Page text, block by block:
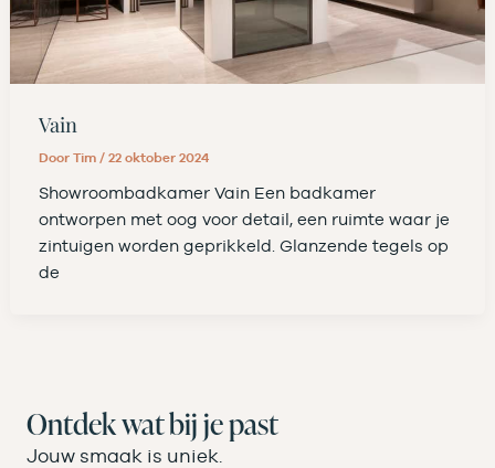
Vain
DoorTim /22 oktober 2024
Showroombadkamer Vain Een badkamer
ontworpen met oog voor detail, een ruimte waar je
zintuigen worden geprikkeld. Glanzende tegels op
de
Ontdek wat bij je past
Jouw smaak is uniek.